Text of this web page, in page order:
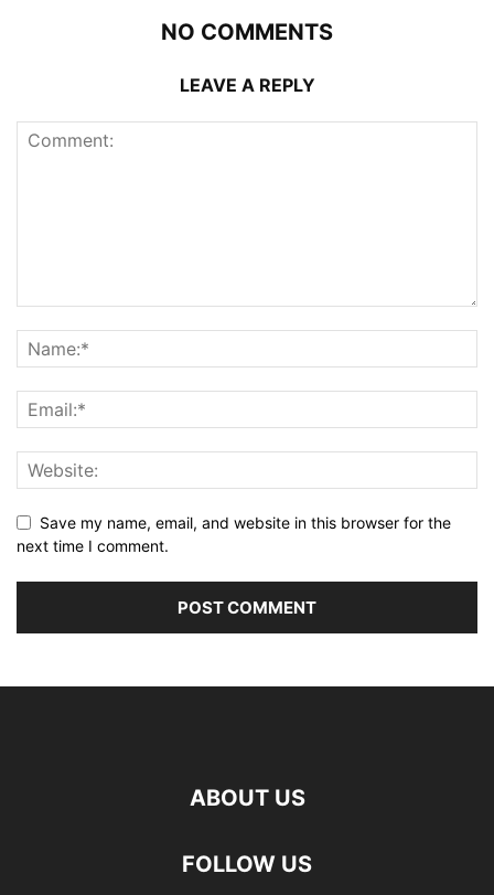
NO COMMENTS
LEAVE A REPLY
Save my name, email, and website in this browser for the
next time I comment.
ABOUT US
FOLLOW US